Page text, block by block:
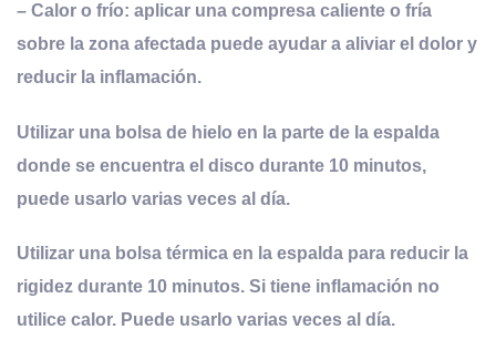
– Calor o frío: aplicar una compresa caliente o fría
sobre la zona afectada puede ayudar a aliviar el dolor y
reducir la inflamación.
Utilizar una bolsa de hielo en la parte de la espalda
donde se encuentra el disco durante 10 minutos,
puede usarlo varias veces al día.
Utilizar una bolsa térmica en la espalda para reducir la
rigidez durante 10 minutos. Si tiene inflamación no
utilice calor. Puede usarlo varias veces al día.